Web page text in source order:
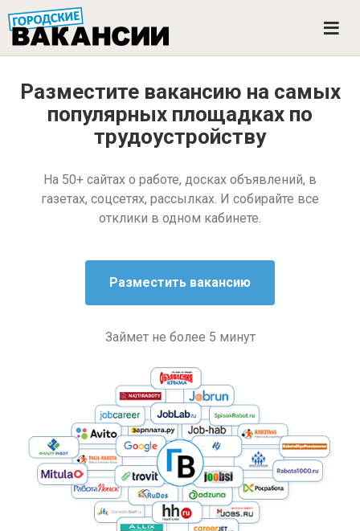
n
Разместите вакансию на самых
популярных площадках по
трудоустройству
На 50+ сайтах о работе, досках объявлений, в
газетах, соцсетях, рассылках. И собирайте все
отклики в одном кабинете.
Займет не более 5 минут